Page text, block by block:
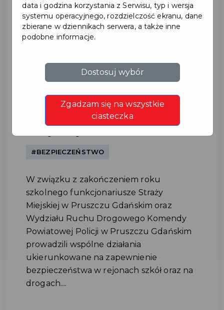
Bezpieczne zakończenie
roku szkolnego – wspólne
działania Policji i Straży
Miejskiej
#BEZPIECZEŃSTWO
W związku z zakończeniem roku
szkolnego funkcjonariusze Straży
Miejskiej w Pruszczu Gdańskim oraz
Wydziału Ruchu Drogowego Komendy
Powiatowej Policji w Pruszczu Gdańskim
prowadzili wspólne działania
ukierunkowane na zapewnienie
bezpieczeństwa w rejonach szkół oraz na
drogach....
data i godzina korzystania z Serwisu, typ i wersja
systemu operacyjnego, rozdzielczość ekranu, dane
zbierane w dziennikach serwera, a także inne
podobne informacje.
Dostosuj wybór
Zgadzam się na wszystkie
ciasteczka